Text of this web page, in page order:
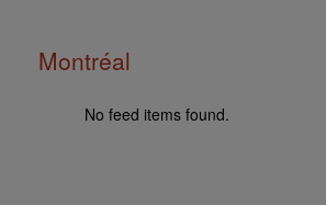
Montréal
No feed items found.